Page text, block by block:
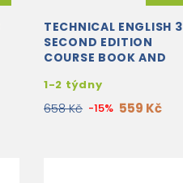
TECHNICAL ENGLISH 3
SECOND EDITION
COURSE BOOK AND
1-2 týdny
658 Kč -15% 559 Kč